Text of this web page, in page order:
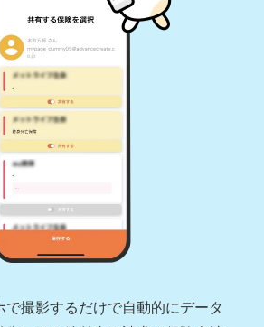
で撮影するだけで自動的にデータ